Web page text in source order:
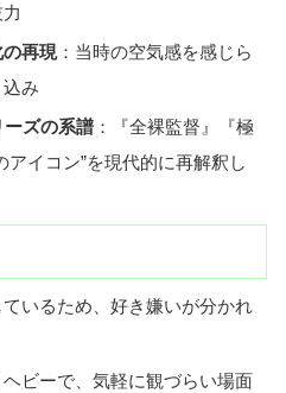
再現：当時の空気感を感じら
み
ズの系譜 ：『全裸監督』『極
アイコン”を現代的に再解釈し
いるため、好き嫌いが分かれ
ビーで、気軽に観づらい場面